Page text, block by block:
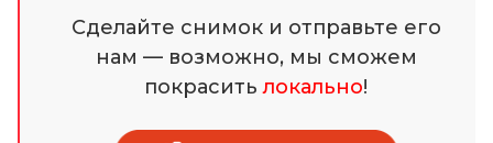
Сделайте снимок и отправьте его
нам — возможно, мы сможем
покраситьлокально!